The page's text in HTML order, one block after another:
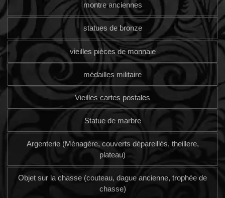
montre anciennes
statues de bronze
vieilles pièces de monnaie
médailles militaire
Vieilles cartes postales
Statue de marbre
Argenterie (Ménagère, couverts dépareillés, theillere,
plateau)
Objet sur la chasse (couteau, dague ancienne, trophée de
chasse)